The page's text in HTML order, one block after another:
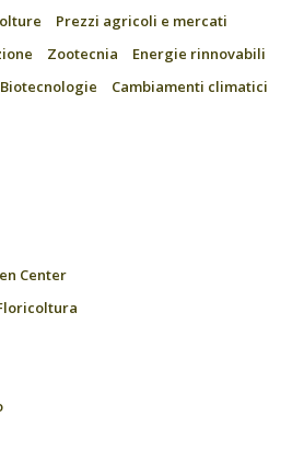
Prezzi agricoli e mercati
Zootecnia
Energie rinnovabili
Biotecnologie
Cambiamenti climatici
Center